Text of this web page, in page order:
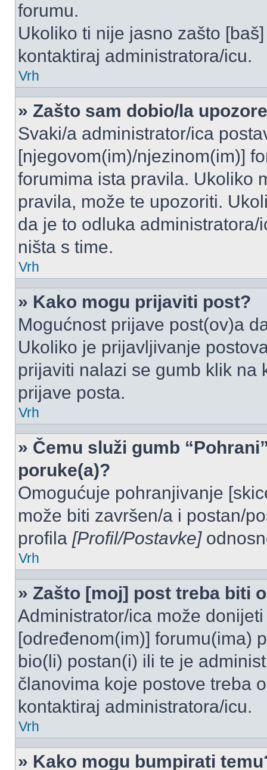
forumu.
Ukoliko ti nije jasno zašto
kontaktiraj administratora/icu.
Vrh
» Zašto sam dobio/la
Svaki/a administrator/ica
[njegovom(im)/njezinom(im)]
forumima ista pravila. Ukoliko
pravila, može te upozoriti.
da je to odluka
ništa s time.
Vrh
» Kako mogu prijaviti post?
Mogućnost prijave post(ov)a
Ukoliko je prijavljivanje
prijaviti nalazi se gumb klik na
prijave posta.
Vrh
» Čemu služi gumb
poruke(a)?
Omogućuje pohranjivanje
može biti završen/a i postan/
profila [Profil/Postavke]
Vrh
» Zašto [moj] post treba biti
Administrator/ica može
[određenom(im)] forumu(ima)
bio(li) postan(i) ili te je
članovima koje postove treba
kontaktiraj administratora/icu.
Vrh
» Kako mogu bumpirati